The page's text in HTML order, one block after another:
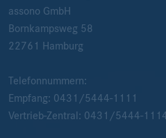
assono GmbH
Bornkampsweg 58
22761
Hamburg
Telefonnummern:
Empfang: 0431/5444-1111
Vertrieb-Zentral: 0431/5444-